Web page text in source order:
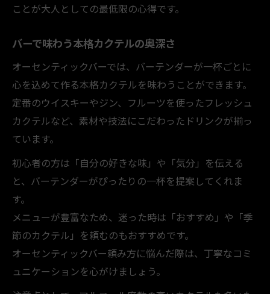
ことが大人としての最低限の心得です。
バーで味わう本格カクテルの奥深さ
オーセンティックバーでは、バーテンダーが一杯ごとに
心を込めて作る本格カクテルを味わうことができます。
定番のウイスキーやジン、フルーツを使ったフレッシュ
カクテルなど、素材や技法にこだわったドリンクが揃っ
ています。
初心者の方は「自分の好きな味」や「気分」を伝える
と、バーテンダーがぴったりの一杯を提案してくれま
す。
メニューが豊富なため、迷った時は「おすすめ」や「季
節のカクテル」を頼むのもおすすめです。
オーセンティックバー頼み方に悩んだ際は、丁寧なコミ
ュニケーションを心がけましょう。